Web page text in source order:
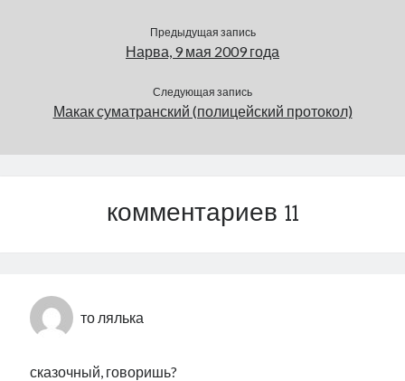
Предыдущая запись
Нарва, 9 мая 2009 года
Следующая запись
Макак суматранский (полицейский протокол)
комментариев 11
то лялька
сказочный, говоришь?